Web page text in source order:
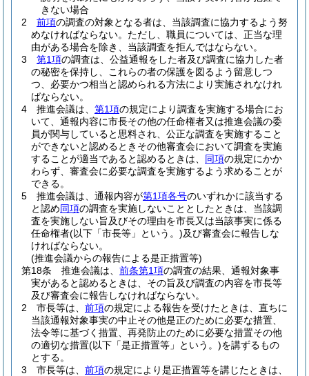
きない場合
2
前項の調査の対象となる者は、当該調査に協力するよう努
めなければならない。 ただし、職員については、正当な理
由がある場合を除き、当該調査を拒んではならない。
3
第1項の調査は、公益通報をした者及び調査に協力した者
の秘密を保持し、これらの者の保護を図るよう留意しつ
つ、必要かつ相当と認められる方法により実施されなけれ
ばならない。
4
推進会議は、 第1項の規定により調査を実施する場合にお
いて、通報内容に市長その他の任命権者又は推進会議の委
員が関与していると思料され、公正な調査を実施すること
ができないと認めるときその他審査会において調査を実施
することが適当であると認めるときは、 同項の規定にかか
わらず、審査会に必要な調査を実施するよう求めることが
できる。
5
推進会議は、通報内容が第1項各号のいずれかに該当する
と認め同項の調査を実施しないこととしたときは、当該調
査を実施しない旨及びその理由を市長又は当該事実に係る
任命権者(以下「市長等」という。)及び審査会に報告しな
ければならない。
(推進会議からの報告による是正措置等)
第18条
推進会議は、 前条第1項の調査の結果、通報対象事
実があると認めるときは、その旨及び調査の内容を市長等
及び審査会に報告しなければならない。
2
市長等は、 前項の規定による報告を受けたときは、直ちに
当該通報対象事実の中止その他是正のために必要な措置、
法令等に基づく措置、再発防止のために必要な措置その他
の適切な措置(以下「是正措置等」という。)を講ずるもの
とする。
3
市長等は、 前項の規定により是正措置等を講じたときは、